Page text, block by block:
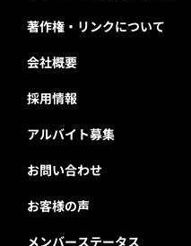
著作権・リンクについて
会社概要
採用情報
アルバイト募集
お問い合わせ
お客様の声
メンバーステータス